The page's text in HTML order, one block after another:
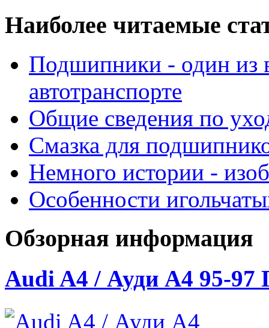
Наиболее читаемые
Подшипники - один из
автотранспорте
Общие сведения по
Смазка для
Немного истории -
Особенности
Обзорная информация
Audi A4 / Ауди А4 95-97